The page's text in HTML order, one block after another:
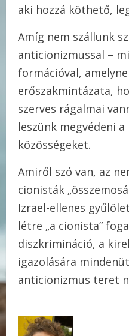
aki hozzá köthető,
Amíg nem szállunk
anticionizmussal –
formációval,
erőszakmintázata,
szerves rágalmai
leszünk megvédeni
közösségeket.
Amiről szó van, az
cionisták
Izrael-ellenes
létre „a cionista”
diszkrimináció, a
igazolására
anticionizmus teret